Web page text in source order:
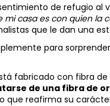
de refugio al
mi casa es con quien la
que le dan una
para
fabricado con fibra de
de una fibra de
que reafirma su